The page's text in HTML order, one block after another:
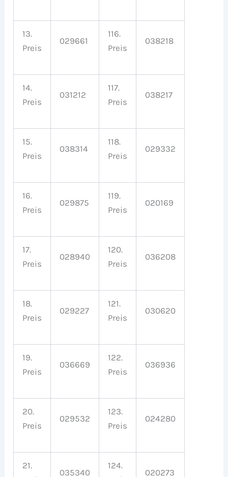
13.
Preis
029661
116.
Preis
038218
14.
Preis
031212
117.
Preis
038217
15.
Preis
038314
118.
Preis
029332
16.
Preis
029875
119.
Preis
020169
17.
Preis
028940
120.
Preis
036208
18.
Preis
029227
121.
Preis
030620
19.
Preis
036669
122.
Preis
036936
20.
Preis
029532
123.
Preis
024280
21.
035340
124.
020273